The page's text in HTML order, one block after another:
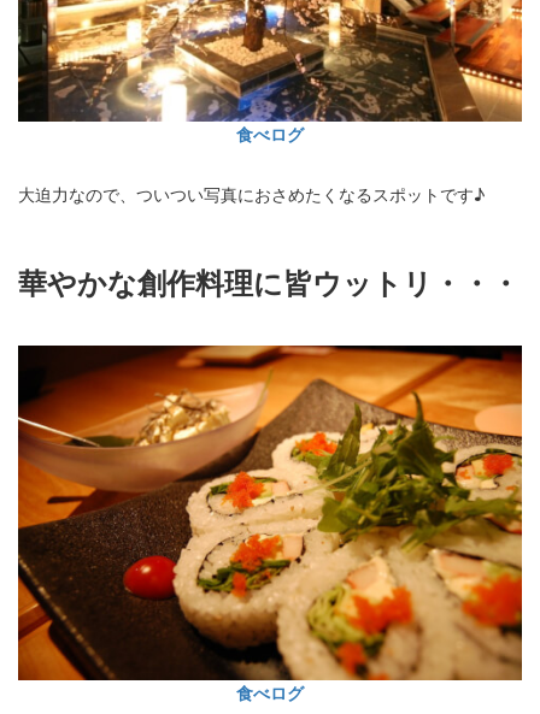
食べログ
大迫力なので、ついつい写真におさめたくなるスポットです♪
華やかな創作料理に皆ウットリ・・・
食べログ